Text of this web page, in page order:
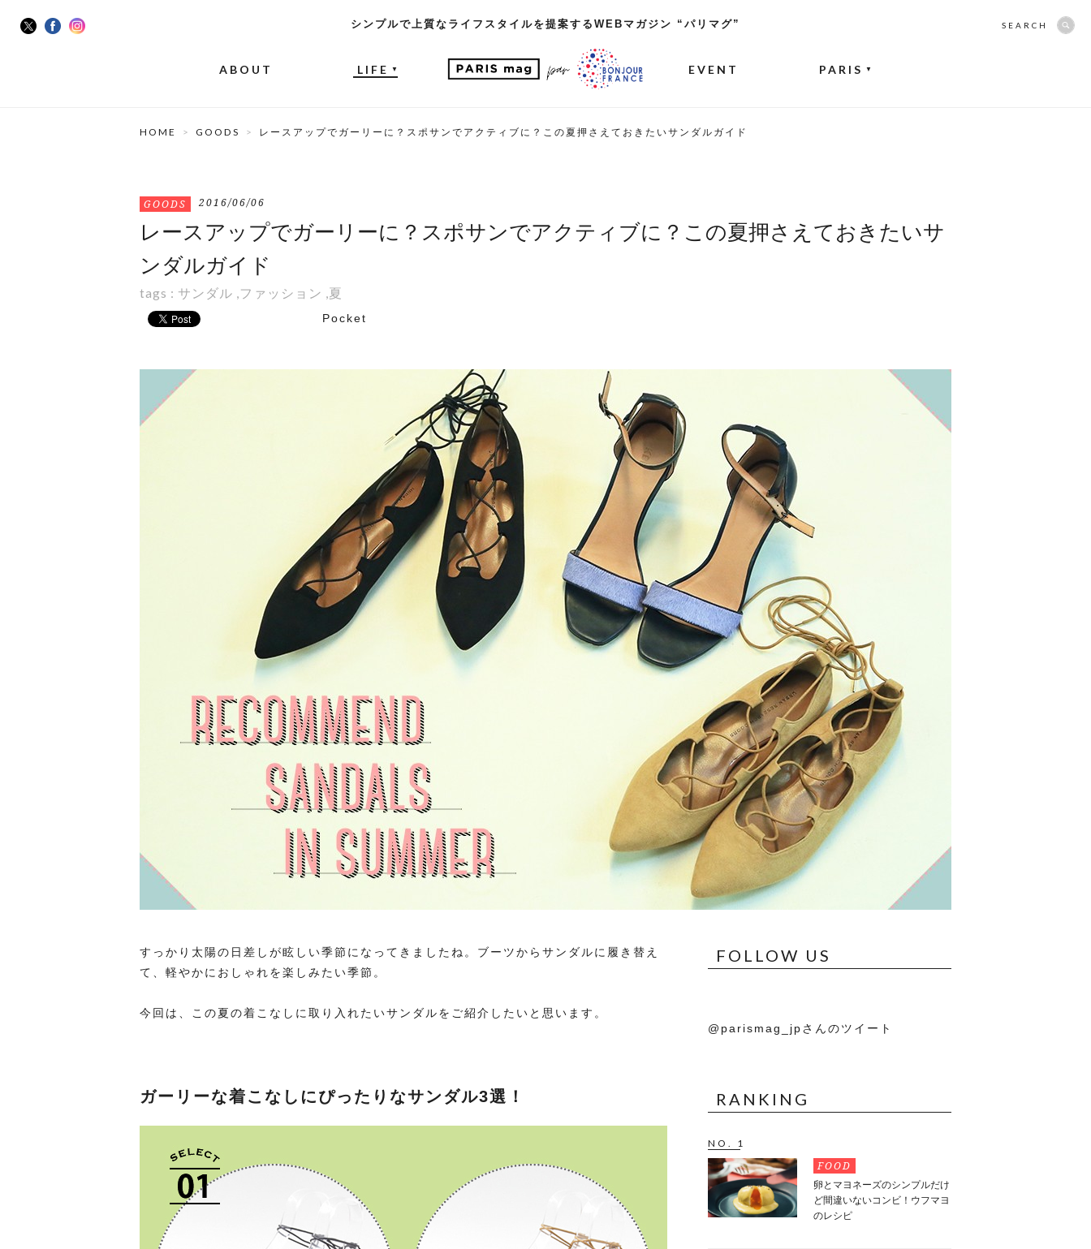
シンプルで上質なライフスタイルを提案するWEBマガジン “パリマグ”
ABOUT LIFE ▼ EVENT PARIS ▼
SEARCH
HOME GOODS レースアップでガーリーに？スポサンでアクティブに？この夏押さえておきたいサンダルガイド
GOODS 2016/06/06
レースアップでガーリーに？スポサンでアクティブに？この夏押さえておきたいサ
ンダルガイド
tags : サンダル ,ファッション ,夏
Pocket
すっかり太陽の日差しが眩しい季節になってきましたね。ブーツからサンダルに履き替え
て、軽やかにおしゃれを楽しみたい季節。
今回は、この夏の着こなしに取り入れたいサンダルをご紹介したいと思います。
ガーリーな着こなしにぴったりなサンダル3選！
FOLLOW US
@parismag_jpさんのツイート
RANKING
NO. 1
FOOD
卵とマヨネーズのシンプルだけ
ど間違いないコンビ！ウフマヨ
のレシピ